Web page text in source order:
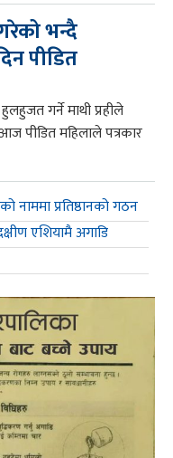
भन्दै
पीडित
गर्ने माथी प्रहीले
पीडित महिलाले पत्रकार
नाममा प्रतिष्ठानको गठन
एशियामै अगाडि